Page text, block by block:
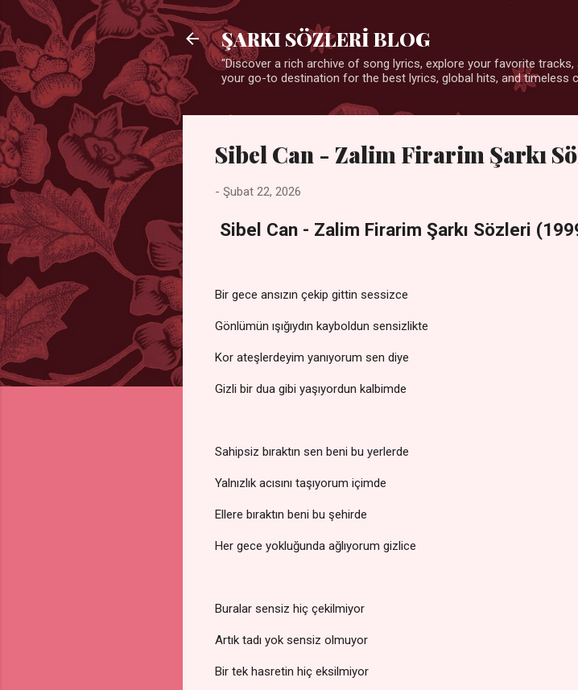
ŞARKI SÖZLERİ BLOG
"Discover a rich archive of song lyrics, explore your favorite
your go-to destination for the best lyrics, global hits, and timeless
Sibel Can - Zalim Firarim Şarkı
- Şubat 22, 2026
Sibel Can - Zalim Firarim Şarkı Sözleri
Bir gece ansızın çekip gittin sessizce
Gönlümün ışığıydın kayboldun sensizlikte
Kor ateşlerdeyim yanıyorum sen diye
Gizli bir dua gibi yaşıyordun kalbimde
Sahipsiz bıraktın sen beni bu yerlerde
Yalnızlık acısını taşıyorum içimde
Ellere bıraktın beni bu şehirde
Her gece yokluğunda ağlıyorum gizlice
Buralar sensiz hiç çekilmiyor
Artık tadı yok sensiz olmuyor
Bir tek hasretin hiç eksilmiyor